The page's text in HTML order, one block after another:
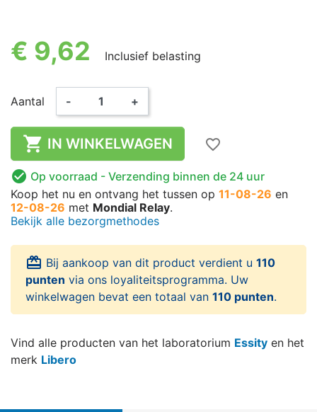
€ 9,62 Inclusief belasting
Aantal - +
 IN WINKELWAGEN
favorite_border
 Op voorraad - Verzending binnen de 24 uur
Koop het nu en ontvang het tussen op 11-08-26 en
12-08-26 met Mondial Relay.
Bekijk alle bezorgmethodes
card_giftcard Bij aankoop van dit product verdient u 110
punten via ons loyaliteitsprogramma. Uw
winkelwagen bevat een totaal van 110 punten.
Vind alle producten van het laboratorium Essity en het
merk Libero